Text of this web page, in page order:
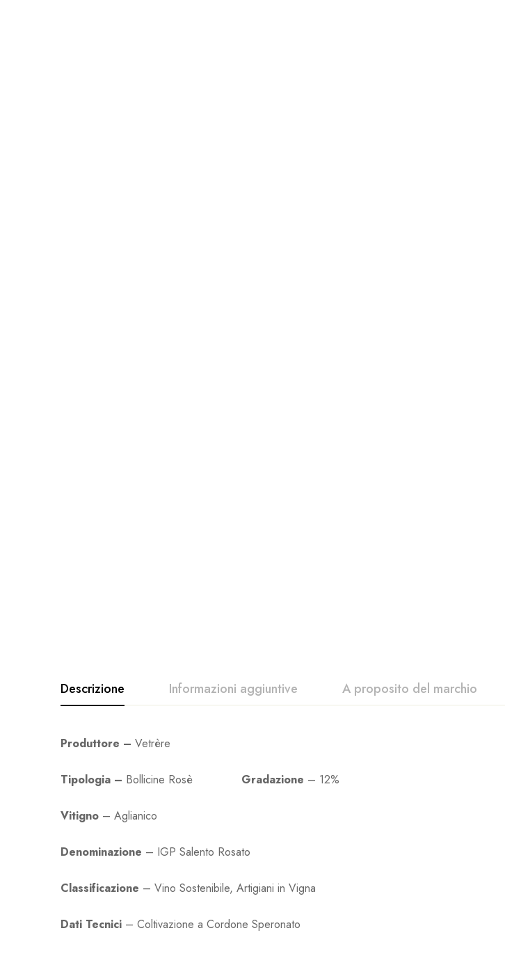
Descrizione Informazioni aggiuntive A proposito del marchio
Produttore – Vetrère
Tipologia – Bollicine Rosè Gradazione – 12%
Vitigno – Aglianico
Denominazione – IGP Salento Rosato
Classificazione – Vino Sostenibile, Artigiani in Vigna
Dati Tecnici – Coltivazione a Cordone Speronato